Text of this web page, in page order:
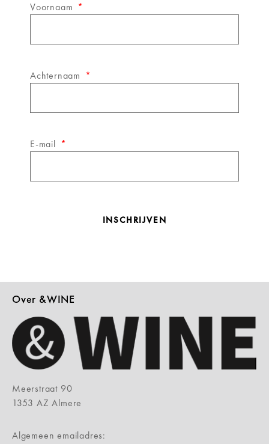
Voornaam
Achternaam
E-mail
INSCHRIJVEN
Over &WINE
Meerstraat 90
1353 AZ Almere
Algemeen emailadres: